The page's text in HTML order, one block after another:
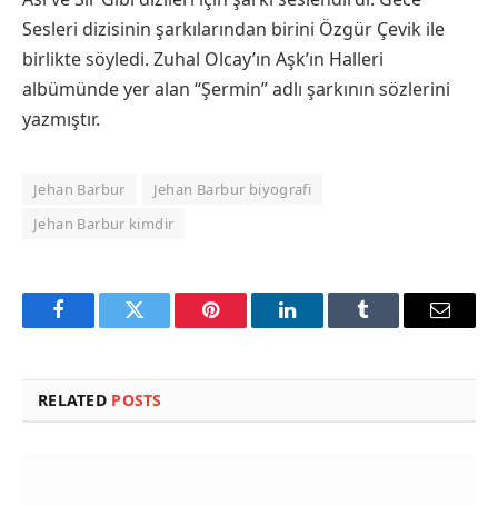
Sesleri dizisinin şarkılarından birini Özgür Çevik ile
birlikte söyledi. Zuhal Olcay’ın Aşk’ın Halleri
albümünde yer alan “Şermin” adlı şarkının sözlerini
yazmıştır.
Jehan Barbur
Jehan Barbur biyografi
Jehan Barbur kimdir
FacebookTwitter Pinterest LinkedInTumblr Email
RELATED POSTS